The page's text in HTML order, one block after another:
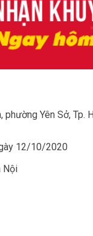
phường Yên Sở, Tp.
12/10/2020
Nội